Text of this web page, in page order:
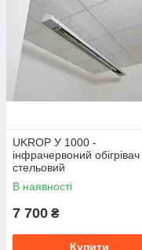
UKROP У 1000 -
інфрачервоний обігрівач
стельовий
середньохвильовий для
теплиць, ферм і холодних
В наявності
7 700 ₴
Купити